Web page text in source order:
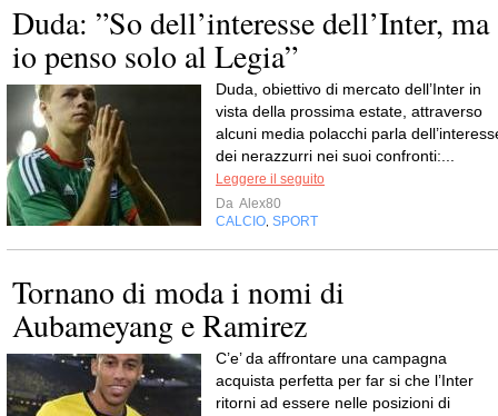
Duda: ”So dell’interesse dell’Inter, ma
io penso solo al Legia”
Duda, obiettivo di mercato dell’Inter in
vista della prossima estate, attraverso
alcuni media polacchi parla
dei nerazzurri nei suoi confronti:...
Leggere il seguito
Da Alex80
CALCIO, SPORT
Tornano di moda i nomi di
Aubameyang e Ramirez
C’e’ da affrontare una campagna
acquista perfetta per far si che l’Inter
ritorni ad essere nelle posizioni di